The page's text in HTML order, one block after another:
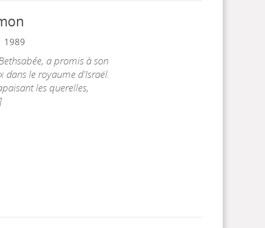
1989
a promis à son
le royaume d'Israël.
les querelles,